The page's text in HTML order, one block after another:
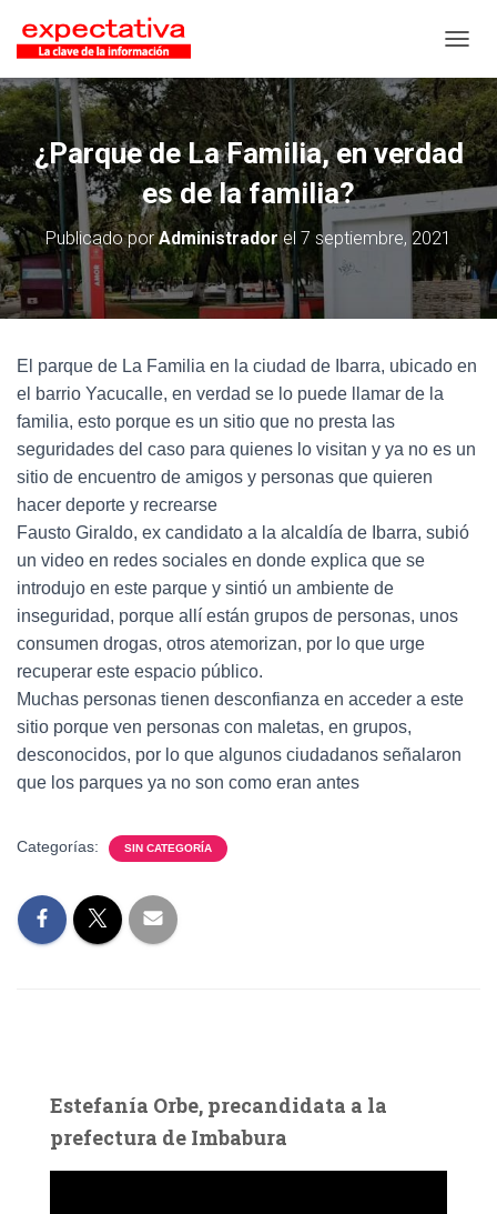
¿Parque de La Familia, en verdad
es de la familia?
Publicado porAdministradorel 7 septiembre, 2021
El parque de La Familia en la ciudad de Ibarra, ubicado en
el barrio Yacucalle, en verdad se lo puede llamar de la
familia, esto porque es un sitio que no presta las
seguridades del caso para quienes lo visitan y ya no es un
sitio de encuentro de amigos y personas que quieren
hacer deporte y recrearse
Fausto Giraldo, ex candidato a la alcaldía de Ibarra, subió
un video en redes sociales en donde explica que se
introdujo en este parque y sintió un ambiente de
inseguridad, porque allí están grupos de personas, unos
consumen drogas, otros atemorizan, por lo que urge
recuperar este espacio público.
Muchas personas tienen desconfianza en acceder a este
sitio porque ven personas con maletas, en grupos,
desconocidos, por lo que algunos ciudadanos señalaron
que los parques ya no son como eran antes
Categorías: SIN CATEGORÍA
Estefanía Orbe, precandidata a la
prefectura de Imbabura